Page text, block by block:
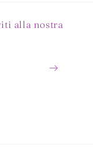
alla nostra